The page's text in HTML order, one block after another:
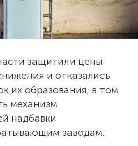
защитили цены
и отказались
их образования, в том
механизм
надбавки
заводам.